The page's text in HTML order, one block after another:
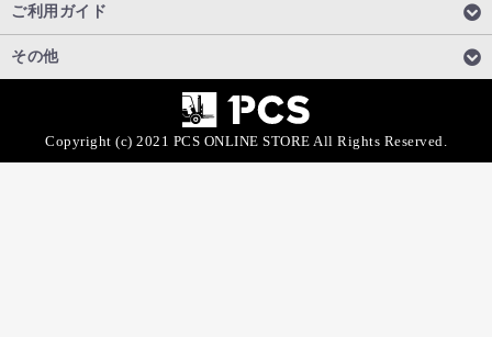
ご利用ガイド
その他
Copyright (c) 2021 PCS ONLINE STORE All Rights Reserved.